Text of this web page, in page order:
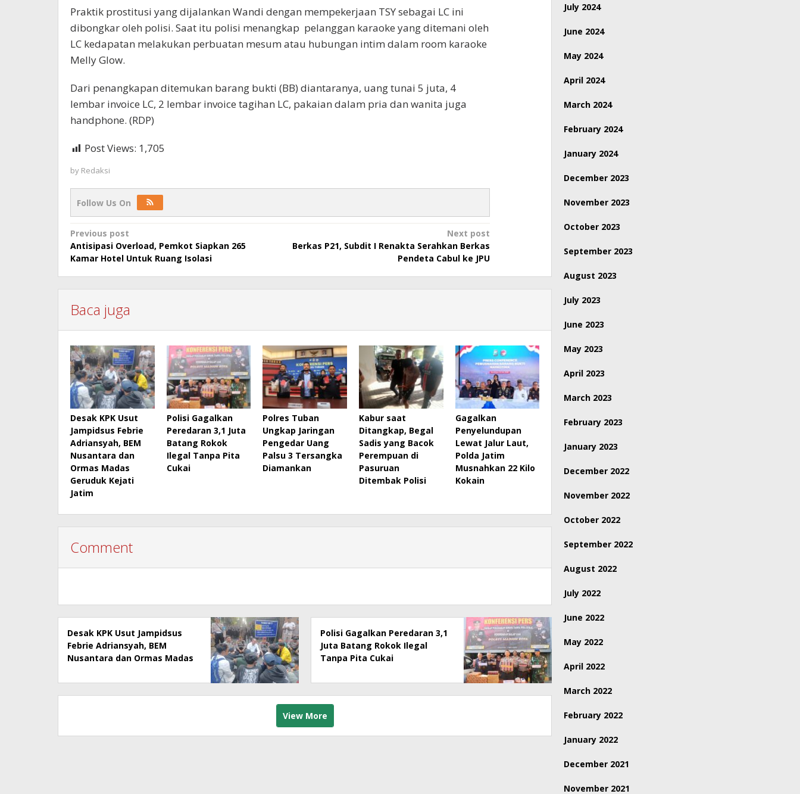
Praktik prostitusi yang dijalankan Wandi dengan mempekerjaan TSY sebagai LC ini
dibongkar oleh polisi. Saat itu polisi menangkap pelanggan karaoke yang ditemani oleh
LC kedapatan melakukan perbuatan mesum atau hubungan intim dalam room karaoke
Melly Glow.
Dari penangkapan ditemukan barang bukti (BB) diantaranya, uang tunai 5 juta, 4
lembar invoice LC, 2 lembar invoice tagihan LC, pakaian dalam pria dan wanita juga
handphone. (RDP)
Post Views: 1,705
by Redaksi
Follow Us On
Post
navigation
Previous post
Antisipasi Overload, Pemkot Siapkan 265
Kamar Hotel Untuk Ruang Isolasi
Next post
Berkas P21, Subdit I Renakta Serahkan Berkas
Pendeta Cabul ke JPU
Baca juga
Desak KPK Usut
Jampidsus Febrie
Adriansyah, BEM
Nusantara dan
Ormas Madas
Geruduk Kejati
Jatim
Polisi Gagalkan
Peredaran 3,1 Juta
Batang Rokok
Ilegal Tanpa Pita
Cukai
Polres Tuban
Ungkap Jaringan
Pengedar Uang
Palsu 3 Tersangka
Diamankan
Kabur saat
Ditangkap, Begal
Sadis yang Bacok
Perempuan di
Pasuruan
Ditembak Polisi
Gagalkan
Penyelundupan
Lewat Jalur Laut,
Polda Jatim
Musnahkan 22 Kilo
Kokain
Comment
Desak KPK Usut Jampidsus
Febrie Adriansyah, BEM
Nusantara dan Ormas Madas
Polisi Gagalkan Peredaran 3,1
Juta Batang Rokok Ilegal
Tanpa Pita Cukai
View More
July 2024
June 2024
May 2024
April 2024
March 2024
February 2024
January 2024
December 2023
November 2023
October 2023
September 2023
August 2023
July 2023
June 2023
May 2023
April 2023
March 2023
February 2023
January 2023
December 2022
November 2022
October 2022
September 2022
August 2022
July 2022
June 2022
May 2022
April 2022
March 2022
February 2022
January 2022
December 2021
November 2021